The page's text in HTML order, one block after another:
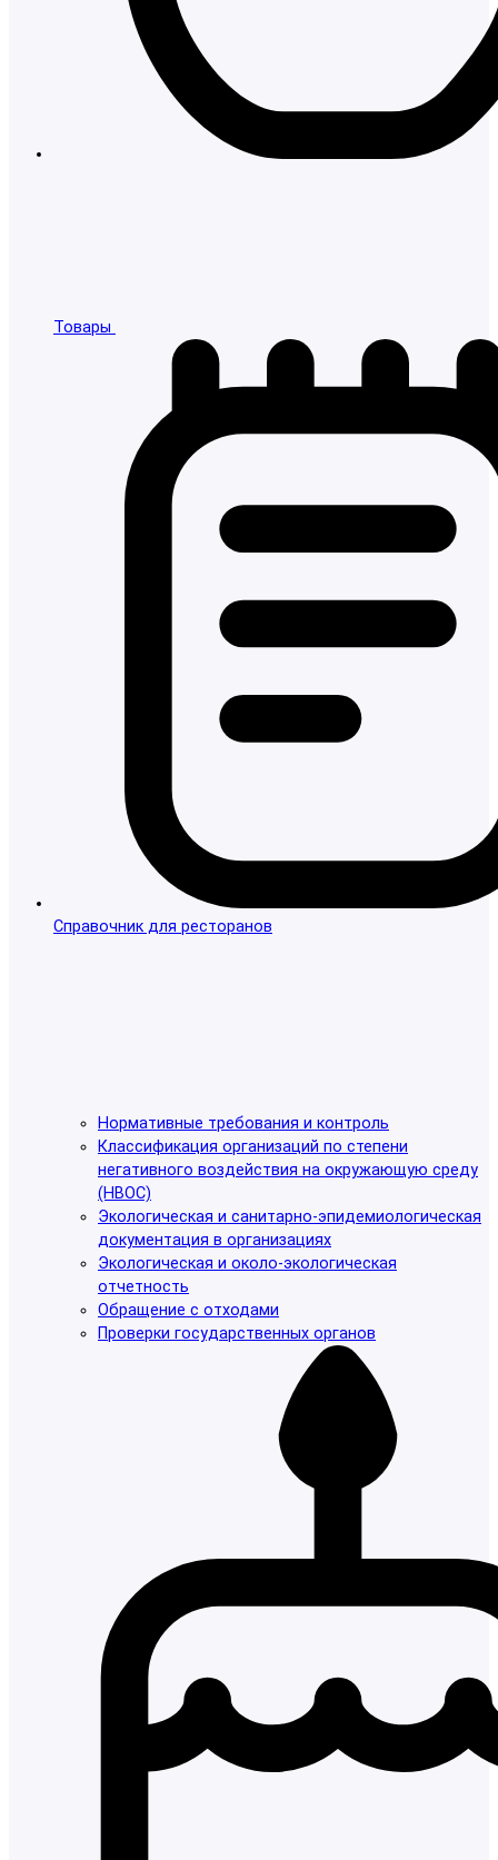
Товары
Справочник для ресторанов
Нормативные требования и контроль
Классификация организаций по степени
негативного воздействия на окружающую среду
(НВОС)
Экологическая и санитарно-эпидемиологическая
документация в организациях
Экологическая и около-экологическая
отчетность
Обращение с отходами
Проверки государственных органов